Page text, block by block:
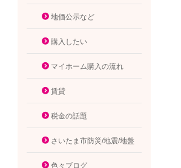
地価公示など
購入したい
マイホーム購入の流れ
賃貸
税金の話題
さいたま市防災/地震/地盤
色々ブログ